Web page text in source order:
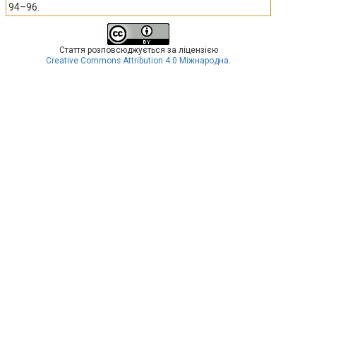
94–96.
Стаття розповсюджується за ліцензією
Creative Commons Attribution 4.0 Міжнародна.